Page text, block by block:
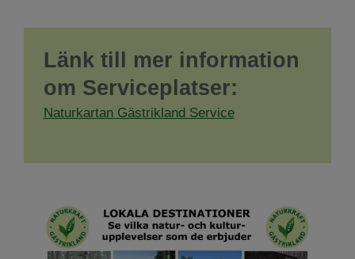
Länk till mer information
om Serviceplatser:
Naturkartan Gästrikland Service